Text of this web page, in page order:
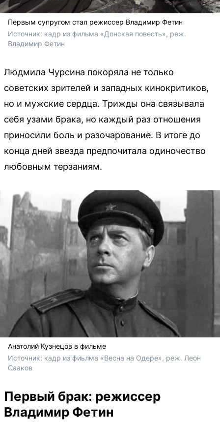
Первым супругом стал режиссер Владимир Фетин
Источник: кадр из фильма «Донская повесть», реж.
Владимир Фетин
Людмила Чурсина покоряла не только
советских зрителей и западных кинокритиков,
но и мужские сердца. Трижды она связывала
себя узами брака, но каждый раз отношения
приносили боль и разочарование. В итоге до
конца дней звезда предпочитала одиночество
любовным терзаниям.
Анатолий Кузнецов в фильме
Источник: кадр из фиьлма «Весна на Одере», реж. Леон
Сааков
Первый брак: режиссер
Владимир Фетин